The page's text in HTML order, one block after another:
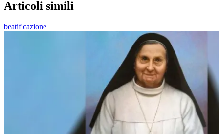
Articoli simili
beatificazione